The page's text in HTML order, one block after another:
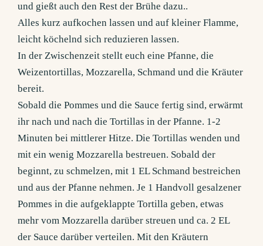
und gießt auch den Rest der Brühe dazu..
Alles kurz aufkochen lassen und auf kleiner Flamme,
leicht köchelnd sich reduzieren lassen.
In der Zwischenzeit stellt euch eine Pfanne, die
Weizentortillas, Mozzarella, Schmand und die Kräuter
bereit.
Sobald die Pommes und die Sauce fertig sind, erwärmt
ihr nach und nach die Tortillas in der Pfanne. 1-2
Minuten bei mittlerer Hitze. Die Tortillas wenden und
mit ein wenig Mozzarella bestreuen. Sobald der
beginnt, zu schmelzen, mit 1 EL Schmand bestreichen
und aus der Pfanne nehmen. Je 1 Handvoll gesalzener
Pommes in die aufgeklappte Tortilla geben, etwas
mehr vom Mozzarella darüber streuen und ca. 2 EL
der Sauce darüber verteilen. Mit den Kräutern